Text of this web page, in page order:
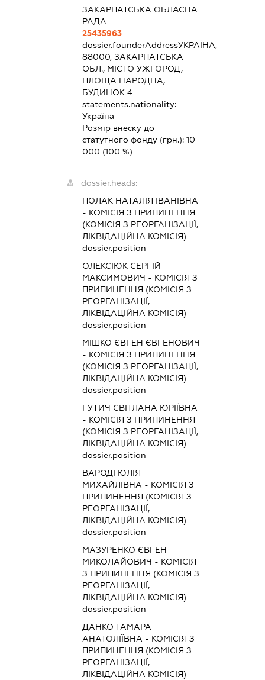
ЗАКАРПАТСЬКА ОБЛАСНА
РАДА
25435963
dossier.founderAddressУКРАЇНА,
88000, ЗАКАРПАТСЬКА
ОБЛ., МІСТО УЖГОРОД,
ПЛОЩА НАРОДНА,
БУДИНОК 4
statements.nationality:
Україна
Розмір внеску до
статутного фонду (грн.): 10
000 (100 %)
dossier.heads:
ПОЛАК НАТАЛІЯ ІВАНІВНА
- КОМІСІЯ З ПРИПИНЕННЯ
(КОМІСІЯ З РЕОРГАНІЗАЦІЇ,
ЛІКВІДАЦІЙНА КОМІСІЯ)
dossier.position -
ОЛЕКСІЮК СЕРГІЙ
МАКСИМОВИЧ - КОМІСІЯ З
ПРИПИНЕННЯ (КОМІСІЯ З
РЕОРГАНІЗАЦІЇ,
ЛІКВІДАЦІЙНА КОМІСІЯ)
dossier.position -
МІШКО ЄВГЕН ЄВГЕНОВИЧ
- КОМІСІЯ З ПРИПИНЕННЯ
(КОМІСІЯ З РЕОРГАНІЗАЦІЇ,
ЛІКВІДАЦІЙНА КОМІСІЯ)
dossier.position -
ГУТИЧ СВІТЛАНА ЮРІЇВНА
- КОМІСІЯ З ПРИПИНЕННЯ
(КОМІСІЯ З РЕОРГАНІЗАЦІЇ,
ЛІКВІДАЦІЙНА КОМІСІЯ)
dossier.position -
ВАРОДІ ЮЛІЯ
МИХАЙЛІВНА - КОМІСІЯ З
ПРИПИНЕННЯ (КОМІСІЯ З
РЕОРГАНІЗАЦІЇ,
ЛІКВІДАЦІЙНА КОМІСІЯ)
dossier.position -
МАЗУРЕНКО ЄВГЕН
МИКОЛАЙОВИЧ - КОМІСІЯ
З ПРИПИНЕННЯ (КОМІСІЯ З
РЕОРГАНІЗАЦІЇ,
ЛІКВІДАЦІЙНА КОМІСІЯ)
dossier.position -
ДАНКО ТАМАРА
АНАТОЛІЇВНА - КОМІСІЯ З
ПРИПИНЕННЯ (КОМІСІЯ З
РЕОРГАНІЗАЦІЇ,
ЛІКВІДАЦІЙНА КОМІСІЯ)